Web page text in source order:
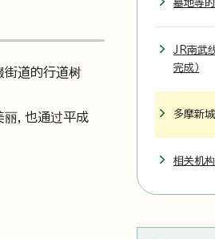
街道的行道树
，也通过平成
墓地等
JR南武
完成）
多摩新
相关机